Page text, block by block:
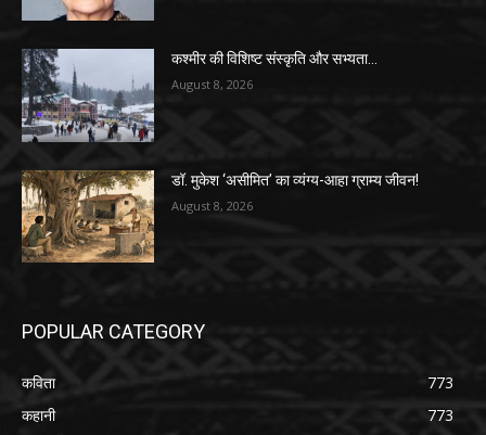
कश्मीर की विशिष्ट संस्कृति और सभ्यता…
August 8, 2026
डॉ. मुकेश ‘असीमित’ का व्यंग्य-आहा ग्राम्य जीवन!
August 8, 2026
POPULAR CATEGORY
कविता
773
कहानी
773